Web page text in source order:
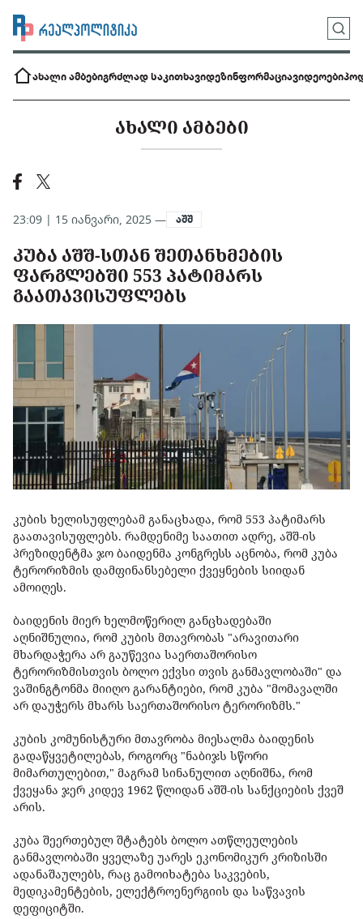
ახალი ამბებიგრძლად საკითხავიდეზინფორმაციავიდეოები
ᲐᲮᲐᲚᲘ ᲐᲛᲑᲔᲑᲘ
23:09 | 15 იანვარი, 2025 — აშშ
ᲙᲣᲑᲐ ᲐᲨᲨ-ᲡᲗᲐᲜ ᲨᲔᲗᲐᲜᲮᲛᲔᲑᲘᲡ
ᲤᲐᲠᲒᲚᲔᲑᲨᲘ 553 ᲞᲐᲢᲘᲛᲐᲠᲡ
ᲒᲐᲐᲗᲐᲕᲘᲡᲣᲤᲚᲔᲑᲡ
კუბის ხელისუფლებამ განაცხადა, რომ 553 პატიმარს
გაათავისუფლებს. რამდენიმე საათით ადრე, აშშ-ის
პრეზიდენტმა ჯო ბაიდენმა კონგრესს აცნობა, რომ კუბა
ტერორიზმის დამფინანსებელი ქვეყნების სიიდან
ამოიღეს.
ბაიდენის მიერ ხელმოწერილ განცხადებაში
აღნიშნულია, რომ კუბის მთავრობას "არავითარი
მხარდაჭერა არ გაუწევია საერთაშორისო
ტერორიზმისთვის ბოლო ექვსი თვის განმავლობაში" და
ვაშინგტონმა მიიღო გარანტიები, რომ კუბა "მომავალში
არ დაუჭერს მხარს საერთაშორისო ტერორიზმს."
კუბის კომუნისტური მთავრობა მიესალმა ბაიდენის
გადაწყვეტილებას, როგორც "ნაბიჯს სწორი
მიმართულებით," მაგრამ სინანულით აღნიშნა, რომ
ქვეყანა ჯერ კიდევ 1962 წლიდან აშშ-ის სანქციების ქვეშ
არის.
კუბა შეერთებულ შტატებს ბოლო ათწლეულების
განმავლობაში ყველაზე უარეს ეკონომიკურ კრიზისში
ადანაშაულებს, რაც გამოიხატება საკვების,
მედიკამენტების, ელექტროენერგიის და საწვავის
დეფიციტში.